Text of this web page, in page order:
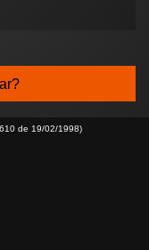
de 19/02/1998)